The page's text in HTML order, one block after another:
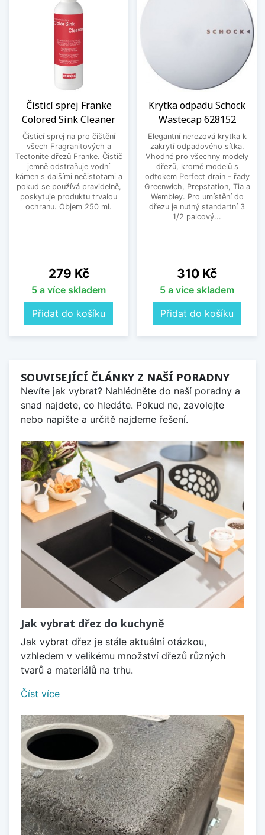
Čisticí sprej Franke
Colored Sink Cleaner
Čisticí sprej na pro čištění
všech Fragranitových a
Tectonite dřezů Franke. Čistič
jemně odstraňuje vodní
kámen s dalšími nečistotami a
pokud se používá pravidelně,
poskytuje produktu trvalou
ochranu. Objem 250 ml.
Cena
279 Kč
5 a více skladem
Přidat do košíku
Krytka odpadu Schock
Wastecap 628152
Elegantní nerezová krytka k
zakrytí odpadového sítka.
Vhodné pro všechny modely
dřezů, kromě modelů s
odtokem Perfect drain - řady
Greenwich, Prepstation, Tia a
Wembley. Pro umístění do
dřezu je nutný standartní 3
1/2 palcový...
Cena
310 Kč
5 a více skladem
Přidat do košíku
SOUVISEJÍCÍ ČLÁNKY Z NAŠÍ PORADNY
Nevíte jak vybrat? Nahlédněte do naší poradny a
snad najdete, co hledáte. Pokud ne, zavolejte
nebo napište a určitě najdeme řešení.
Jak vybrat dřez do kuchyně
Jak vybrat dřez je stále aktuální otázkou,
vzhledem v velikému množství dřezů různých
tvarů a materiálů na trhu.
Číst více